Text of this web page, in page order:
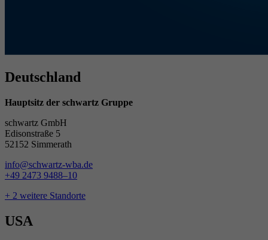
Deutschland
Hauptsitz der schwartz Gruppe
schwartz GmbH
Edisonstraße 5
52152 Simmerath
info@schwartz-wba.de
+49 2473 9488–10
+ 2 weitere Standorte
USA